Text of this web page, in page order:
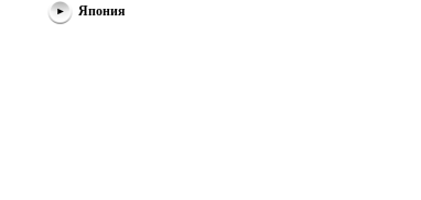
Япония